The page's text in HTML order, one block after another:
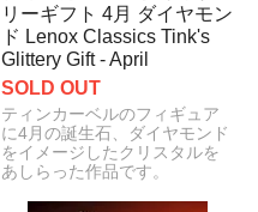
リーギフト 4月 ダイヤモン
ド Lenox Classics Tink's
Glittery Gift - April
SOLD OUT
ティンカーベルのフィギュア
に4月の誕生石、ダイヤモンド
をイメージしたクリスタルを
あしらった作品です。